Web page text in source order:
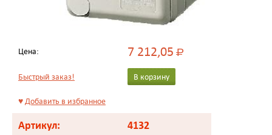
Цена: 7 212,05Р
Быстрый заказ! В корзину
♥Добавить в избранное
Артикул: 4132